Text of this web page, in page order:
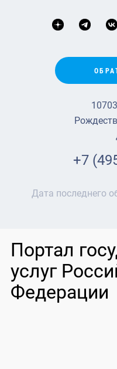
+7
Дата последнего
Портал
услуг
Федерации